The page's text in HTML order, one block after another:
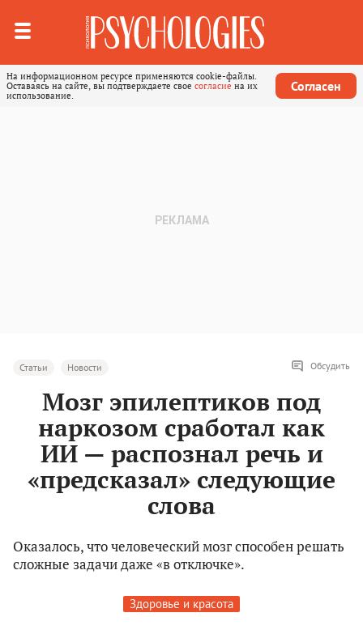
На информационном ресурсе применяются cookie-файлы.
Оставаясь на сайте, вы подтверждаете свое согласие на их
использование.
Согласен
Статьи Новости Обсудить
Мозг эпилептиков под
наркозом сработал как
ИИ — распознал речь и
«предсказал» следующие
слова
Оказалось, что человеческий мозг способен решать
сложные задачи даже «в отключке».
Здоровье и красота